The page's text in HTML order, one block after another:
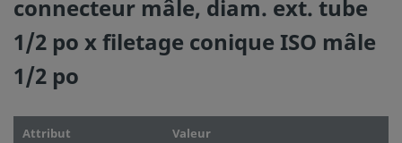
connecteur mâle, diam. ext. tube
1/2 po x filetage conique ISO mâle
1/2 po
Attribut Valeur